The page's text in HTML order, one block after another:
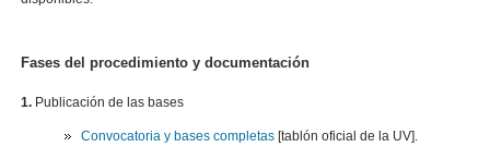
Fases del procedimiento y documentación
1. Publicación de las bases
Convocatoria y bases completas [tablón oficial de la UV].